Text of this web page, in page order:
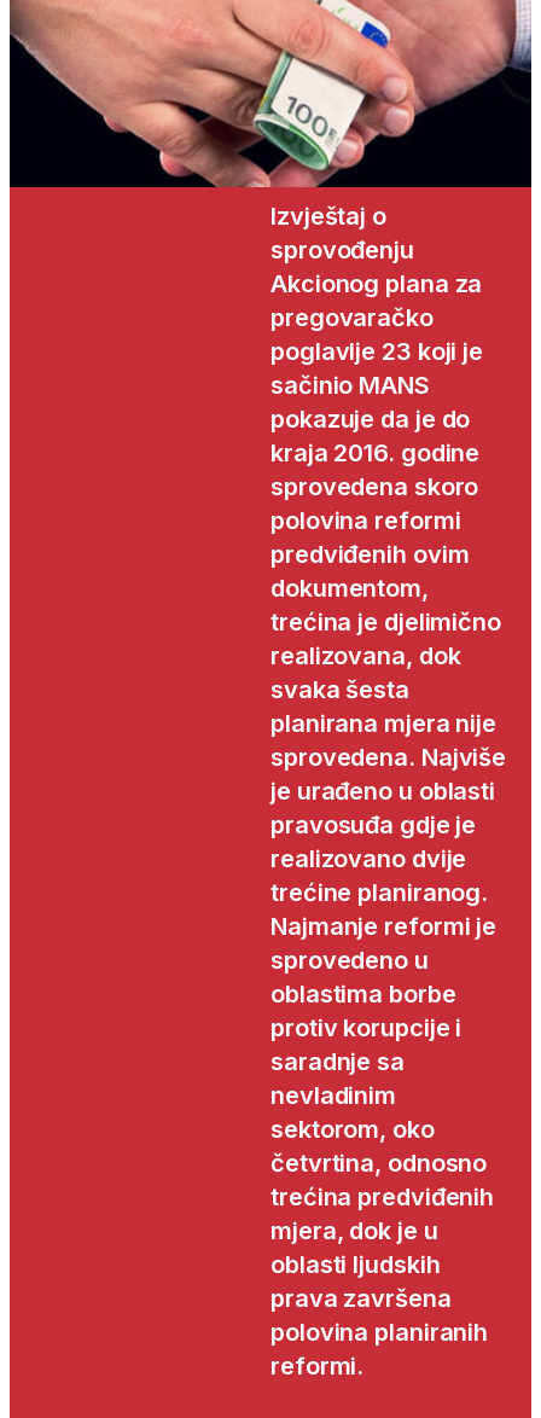
Izvještaj o
sprovođenju
Akcionog plana za
pregovaračko
poglavlje 23 koji je
sačinio MANS
pokazuje da je do
kraja 2016. godine
sprovedena skoro
polovina reformi
predviđenih ovim
dokumentom,
trećina je djelimično
realizovana, dok
svaka šesta
planirana mjera nije
sprovedena. Najviše
je urađeno u oblasti
pravosuđa gdje je
realizovano dvije
trećine planiranog.
Najmanje reformi je
sprovedeno u
oblastima borbe
protiv korupcije i
saradnje sa
nevladinim
sektorom, oko
četvrtina, odnosno
trećina predviđenih
mjera, dok je u
oblasti ljudskih
prava završena
polovina planiranih
reformi.